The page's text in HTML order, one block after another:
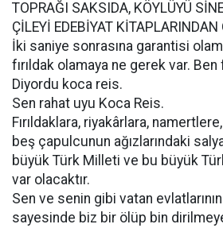
TOPRAĞI SAKSIDA, KÖYLÜYÜ
ÇİLEYİ EDEBİYAT
İki saniye sonrasına garantisi
fırıldak olamaya ne gerek var. Ben
Diyordu koca reis.
Sen rahat uyu Koca Reis.
Fırıldaklara, riyakârlara,
beş çapulcunun ağızlarındaki
büyük Türk Milleti ve bu büyük
var olacaktır.
Sen ve senin gibi vatan
sayesinde biz bir ölüp bin